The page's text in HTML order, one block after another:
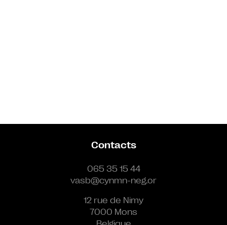
Contacts
065 35 15 44
vasb@cynmn-neg.or
12 rue de Nimy
7000 Mons